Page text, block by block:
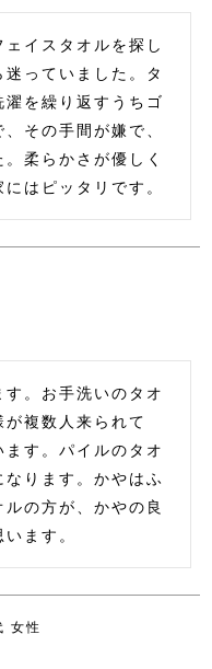
イスタオルを探し
っていました。タ
を繰り返すうちゴ
その手間が嫌で、
柔らかさが優しく
はピッタリです。
。お手洗いのタオ
複数人来られて
す。パイルのタオ
ります。かやはふ
の方が、かやの良
女性